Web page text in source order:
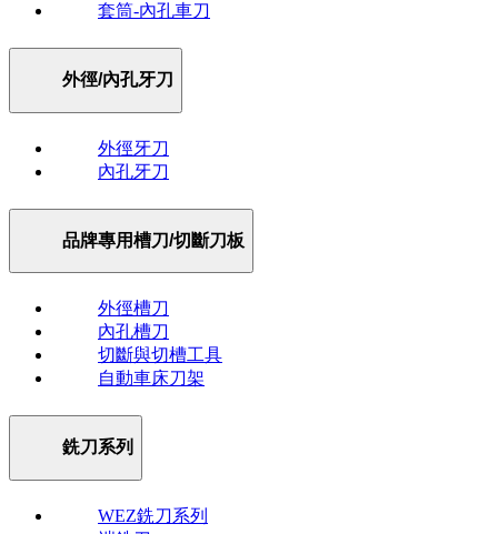
套筒-內孔車刀
外徑/內孔牙刀
外徑牙刀
內孔牙刀
品牌專用槽刀/切斷刀板
外徑槽刀
內孔槽刀
切斷與切槽工具
自動車床刀架
銑刀系列
WEZ銑刀系列